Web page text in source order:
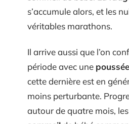
s’accumule alors, et les
véritables marathons.
Il arrive aussi que l’on
période avec une
cette dernière est en
moins perturbante.
autour de quatre mois, les